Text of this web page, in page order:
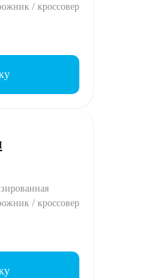
/ кроссовер
/ кроссовер